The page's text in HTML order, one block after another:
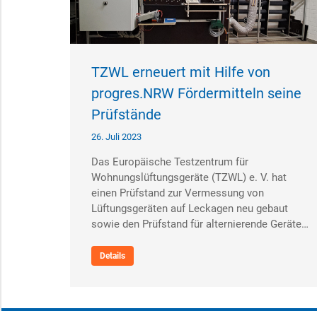
TZWL erneuert mit Hilfe von
progres.NRW Fördermitteln seine
Prüfstände
26. Juli 2023
Das Europäische Testzentrum für
Wohnungslüftungsgeräte (TZWL) e. V. hat
einen Prüfstand zur Vermessung von
Lüftungsgeräten auf Leckagen neu gebaut
sowie den Prüfstand für alternierende Geräte…
Details